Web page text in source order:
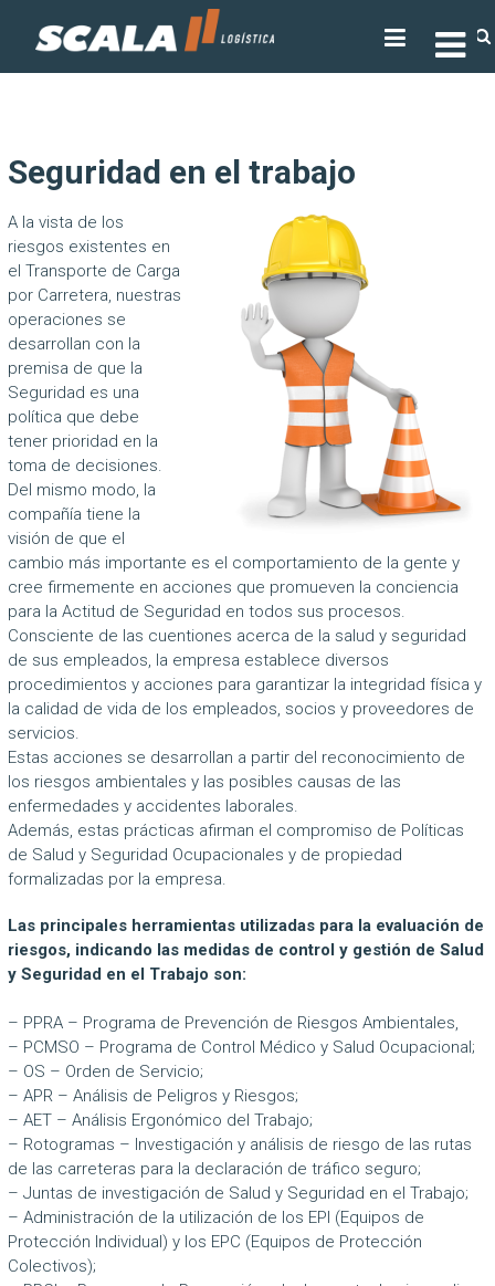
SCALA LOGÍSTICA
Seguridad en el trabajo
A la vista de los
riesgos existentes en
el Transporte de Carga
por Carretera, nuestras
operaciones se
desarrollan con la
premisa de que la
Seguridad es una
política que debe
tener prioridad en la
toma de decisiones.
Del mismo modo, la
compañía tiene la
visión de que el
cambio más importante es el comportamiento de la gente y
cree firmemente en acciones que promueven la conciencia
para la Actitud de Seguridad en todos sus procesos.
Consciente de las cuentiones acerca de la salud y seguridad
de sus empleados, la empresa establece diversos
procedimientos y acciones para garantizar la integridad física y
la calidad de vida de los empleados, socios y proveedores de
servicios.
Estas acciones se desarrollan a partir del reconocimiento de
los riesgos ambientales y las posibles causas de las
enfermedades y accidentes laborales.
Además, estas prácticas afirman el compromiso de Políticas
de Salud y Seguridad Ocupacionales y de propiedad
formalizadas por la empresa.
Las principales herramientas utilizadas para la evaluación de
riesgos, indicando las medidas de control y gestión de Salud
y Seguridad en el Trabajo son:
– PPRA – Programa de Prevención de Riesgos Ambientales,
– PCMSO – Programa de Control Médico y Salud Ocupacional;
– OS – Orden de Servicio;
– APR – Análisis de Peligros y Riesgos;
– AET – Análisis Ergonómico del Trabajo;
– Rotogramas – Investigación y análisis de riesgo de las rutas
de las carreteras para la declaración de tráfico seguro;
– Juntas de investigación de Salud y Seguridad en el Trabajo;
– Administración de la utilización de los EPI (Equipos de
Protección Individual) y los EPC (Equipos de Protección
Colectivos);